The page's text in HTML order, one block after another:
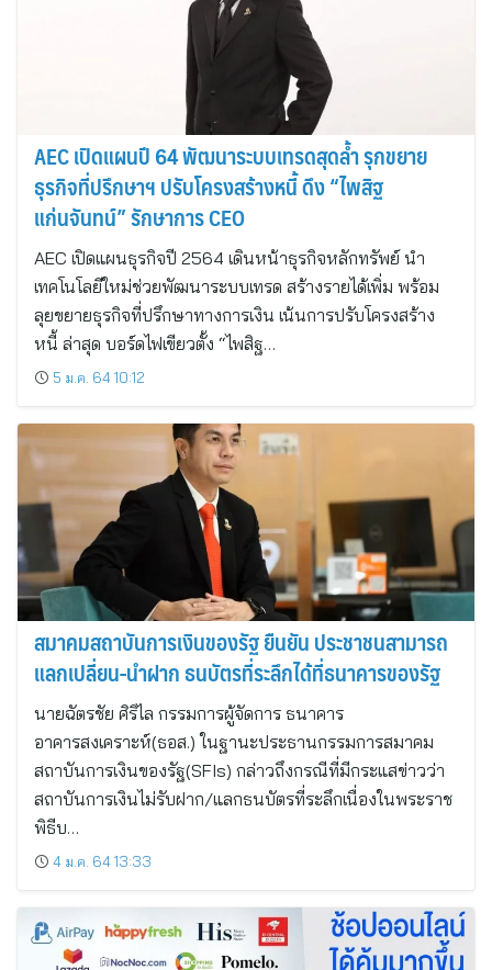
AEC เปิดแผนปี 64 พัฒนาระบบเทรดสุดล้ำ รุกขยาย
ธุรกิจที่ปรึกษาฯ ปรับโครงสร้างหนี้ ดึง “ไพสิฐ
แก่นจันทน์” รักษาการ CEO
AEC เปิดแผนธุรกิจปี 2564 เดินหน้าธุรกิจหลักทรัพย์ นำ
เทคโนโลยีใหม่ช่วยพัฒนาระบบเทรด สร้างรายได้เพิ่ม พร้อม
ลุยขยายธุรกิจที่ปรึกษาทางการเงิน เน้นการปรับโครงสร้าง
หนี้ ล่าสุด บอร์ดไฟเขียวตั้ง “ไพสิฐ…
5 ม.ค. 64 10:12
สมาคมสถาบันการเงินของรัฐ ยืนยัน ประชาชนสามารถ
แลกเปลี่ยน-นำฝาก ธนบัตรที่ระลึกได้ที่ธนาคารของรัฐ
นายฉัตรชัย ศิริไล กรรมการผู้จัดการ ธนาคาร
อาคารสงเคราะห์(ธอส.) ในฐานะประธานกรรมการสมาคม
สถาบันการเงินของรัฐ(SFIs) กล่าวถึงกรณีที่มีกระแสข่าวว่า
สถาบันการเงินไม่รับฝาก/แลกธนบัตรที่ระลึกเนื่องในพระราช
พิธีบ…
4 ม.ค. 64 13:33